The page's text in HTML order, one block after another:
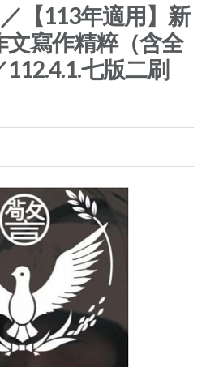
【113年適用】新
寫作精粹（含全
七版二刷